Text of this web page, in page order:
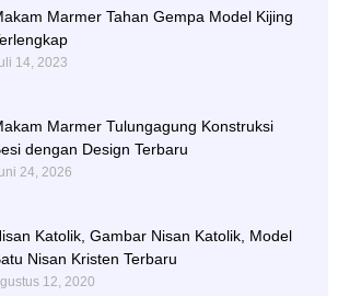
Marmer Tahan Gempa Model Kijing
14, 2023
Marmer Tulungagung Konstruksi
dengan Design Terbaru
24, 2026
Katolik, Gambar Nisan Katolik, Model
Nisan Kristen Terbaru
12, 2020